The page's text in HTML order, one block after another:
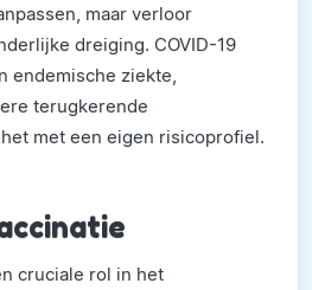
maar verloor
dreiging. COVID-19
endemische ziekte,
terugkerende
met een eigen risicoprofiel.
cruciale rol in het